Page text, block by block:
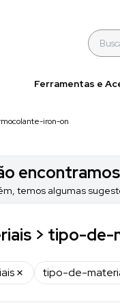
Ferramentas e
iron-on
temos algumas
> tipo-
tipo-de-